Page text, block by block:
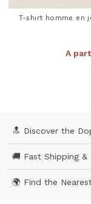
T-shirt homme en
A
🔝 Discover the
🚚 Fast Shipping &
🌍 Find the